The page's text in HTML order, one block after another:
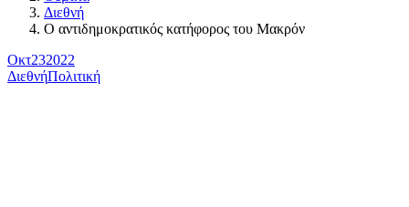
Διεθνή
Ο αντιδημοκρατικός κατήφορος του Μακρόν
Οκτ232022
ΔιεθνήΠολιτική